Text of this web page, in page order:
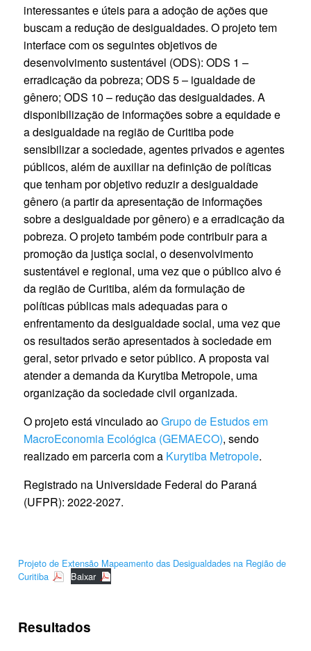
interessantes e úteis para a adoção de ações que
buscam a redução de desigualdades. O projeto tem
interface com os seguintes objetivos de
desenvolvimento sustentável (ODS): ODS 1 –
erradicação da pobreza; ODS 5 – igualdade de
gênero; ODS 10 – redução das desigualdades. A
disponibilização de informações sobre a equidade e
a desigualdade na região de Curitiba pode
sensibilizar a sociedade, agentes privados e agentes
públicos, além de auxiliar na definição de políticas
que tenham por objetivo reduzir a desigualdade
gênero (a partir da apresentação de informações
sobre a desigualdade por gênero) e a erradicação da
pobreza. O projeto também pode contribuir para a
promoção da justiça social, o desenvolvimento
sustentável e regional, uma vez que o público alvo é
da região de Curitiba, além da formulação de
políticas públicas mais adequadas para o
enfrentamento da desigualdade social, uma vez que
os resultados serão apresentados à sociedade em
geral, setor privado e setor público. A proposta vai
atender a demanda da Kurytiba Metropole, uma
organização da sociedade civil organizada.
O projeto está vinculado aoGrupo de Estudos em
MacroEconomia Ecológica (GEMAECO), sendo
realizado em parceria com a Kurytiba Metropole.
Registrado na Universidade Federal do Paraná
(UFPR): 2022-2027.
Projeto de Extensão Mapeamento das Desigualdades na Região de
Curitiba
Baixar
Resultados